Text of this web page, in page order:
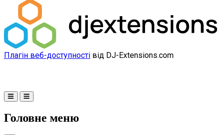
Плагін веб-доступності від DJ-Extensions.com
Головне меню